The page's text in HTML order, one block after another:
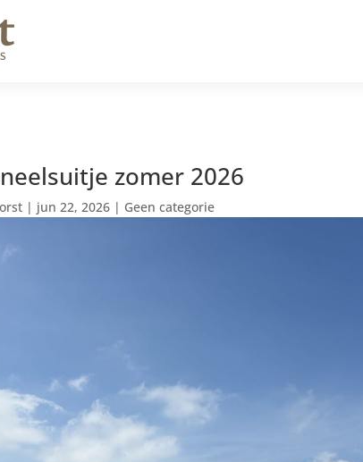
zomer 2026
| jun 22, 2026 | Geen categorie